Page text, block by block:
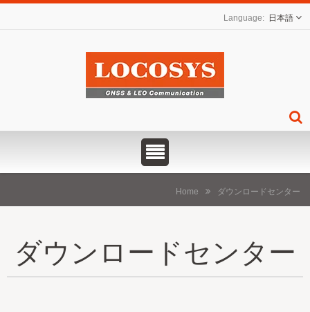
日本語
Home ダウンロードセンター
ダウンロードセンター